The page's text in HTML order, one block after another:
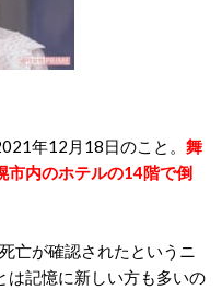
年12月18日のこと。 舞
市内のホテルの14階で倒
亡が確認されたというニ
は記憶に新しい方も多いの